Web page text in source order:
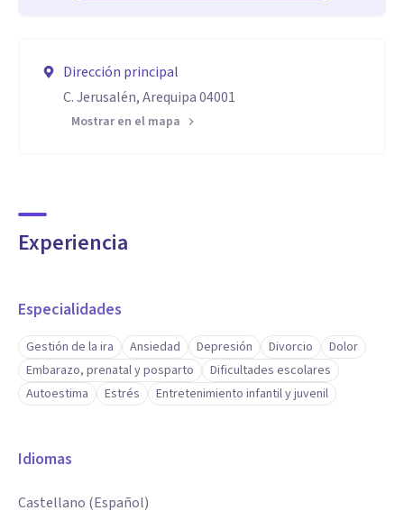
Dirección principal
C. Jerusalén, Arequipa 04001
Mostrar en el mapa
Experiencia
Especialidades
Gestión de la ira Ansiedad Depresión Divorcio
Dolor
Embarazo, prenatal y posparto
Dificultades escolares
Autoestima
Estrés Entretenimiento infantil y juvenil
Idiomas
Castellano (Español)